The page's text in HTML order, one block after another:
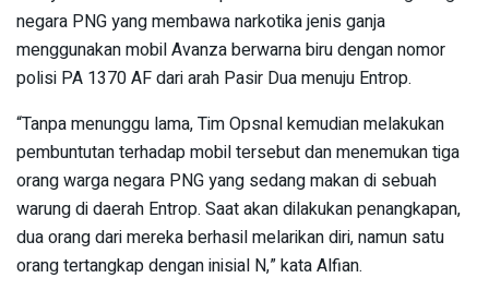
negara PNG yang membawa narkotika jenis ganja
menggunakan mobil Avanza berwarna biru dengan nomor
polisi PA 1370 AF dari arah Pasir Dua menuju Entrop.
“Tanpa menunggu lama, Tim Opsnal kemudian melakukan
pembuntutan terhadap mobil tersebut dan menemukan tiga
orang warga negara PNG yang sedang makan di sebuah
warung di daerah Entrop. Saat akan dilakukan penangkapan,
dua orang dari mereka berhasil melarikan diri, namun satu
orang tertangkap dengan inisial N,” kata Alfian.